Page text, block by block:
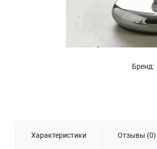
Бренд:
Характеристики Отзывы (0)